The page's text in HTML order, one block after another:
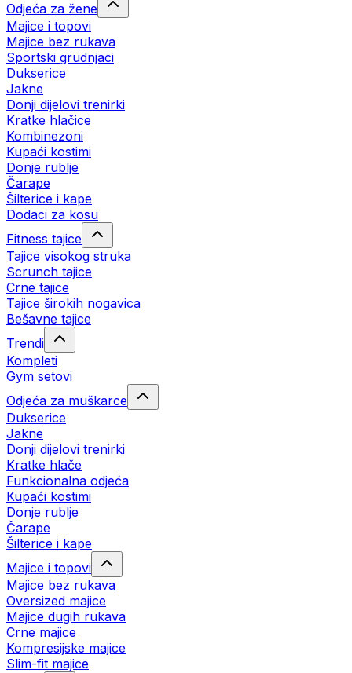
Odjeća za žene
Majice i topovi
Majice bez rukava
Sportski grudnjaci
Dukserice
Jakne
Donji dijelovi trenirki
Kratke hlačice
Kombinezoni
Kupaći kostimi
Donje rublje
Čarape
Šilterice i kape
Dodaci za kosu
Fitness tajice
Tajice visokog struka
Scrunch tajice
Crne tajice
Tajice širokih nogavica
Bešavne tajice
Trendi
Kompleti
Gym setovi
Odjeća za muškarce
Dukserice
Jakne
Donji dijelovi trenirki
Kratke hlače
Funkcionalna odjeća
Kupaći kostimi
Donje rublje
Čarape
Šilterice i kape
Majice i topovi
Majice bez rukava
Oversized majice
Majice dugih rukava
Crne majice
Kompresijske majice
Slim-fit majice